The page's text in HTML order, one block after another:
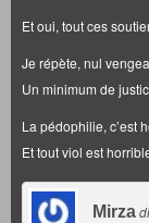
Et oui, tout ces
Je répète, nul
Un minimum de
La pédophilie, c’est
Et tout viol est
Mirza